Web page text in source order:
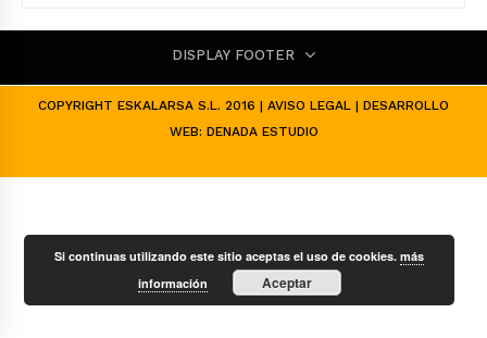
DISPLAY FOOTER
COPYRIGHT ESKALARSA S.L. 2016 | AVISO LEGAL | DESARROLLO
WEB: DENADA ESTUDIO
Si continuas utilizando este sitio aceptas el uso de cookies.más
información
Aceptar